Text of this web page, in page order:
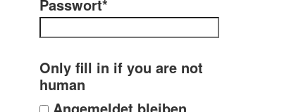
Passwort*
Only fill in if you are not
human